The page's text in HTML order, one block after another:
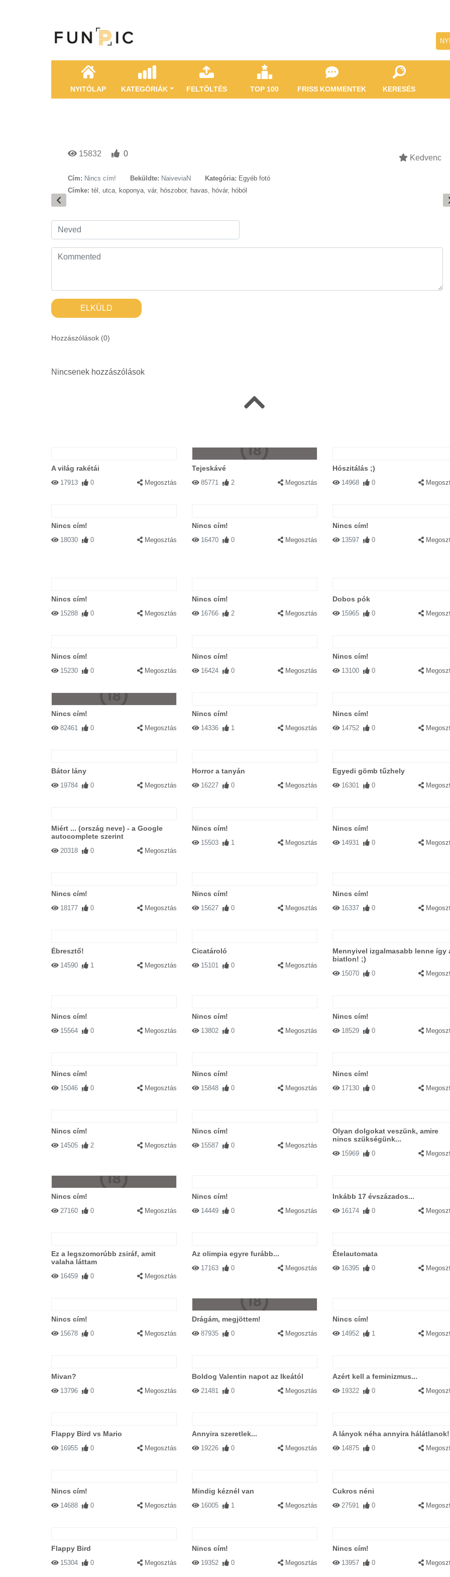
NYITÓLAP KATEGÓRIÁK FELTÖLTÉS TOP 100 FRISS KOMMENTEK KERESÉS
15832 0 Kedvenc
Cím: Nincs cím! Beküldte: NaiveviaN Kategória: Egyéb fotó
Címke: tél , utca, koponya, vár, hószobor, havas, hóvár, hóból
ELKÜLD
Hozzászólások (0)
Nincsenek hozzászólások
A világ rakétái
17913 0 Megosztás
Tejeskávé
85771 2 Megosztás
Hószitálás ;)
14968 0
Nincs cím!
18030 0 Megosztás
Nincs cím!
16470 0 Megosztás
Nincs cím!
13597 0
Nincs cím!
15288 0 Megosztás
Nincs cím!
16766 2 Megosztás
Dobos pók
15965 0
Nincs cím!
15230 0 Megosztás
Nincs cím!
16424 0 Megosztás
Nincs cím!
13100 0
Nincs cím!
82461 0 Megosztás
Nincs cím!
14336 1 Megosztás
Nincs cím!
14752 0
Bátor lány
19784 0 Megosztás
Horror a tanyán
16227 0 Megosztás
Egyedi gömb tűzhely
16301 0
Miért ... (ország neve) - a Google
autocomplete szerint
20318 0 Megosztás
Nincs cím!
15503 1 Megosztás
Nincs cím!
14931 0
Nincs cím!
18177 0 Megosztás
Nincs cím!
15627 0 Megosztás
Nincs cím!
16337 0
Ébresztő!
14590 1 Megosztás
Cicatároló
15101 0 Megosztás
Mennyivel izgalmasabb lenne így
biatlon! ;)
15070 0
Nincs cím!
15564 0 Megosztás
Nincs cím!
13802 0 Megosztás
Nincs cím!
18529 0
Nincs cím!
15046 0 Megosztás
Nincs cím!
15848 0 Megosztás
Nincs cím!
17130 0
Nincs cím!
14505 2 Megosztás
Nincs cím!
15587 0 Megosztás
Olyan dolgokat veszünk, amire
nincs szükségünk...
15969 0
Nincs cím!
27160 0 Megosztás
Nincs cím!
14449 0 Megosztás
Inkább 17 évszázados...
16174 0
Ez a legszomorúbb zsiráf, amit
valaha láttam
16459 0 Megosztás
Az olimpia egyre furább...
17163 0 Megosztás
Ételautomata
16395 0
Nincs cím!
15678 0 Megosztás
Drágám, megjöttem!
87935 0 Megosztás
Nincs cím!
14952 1
Mivan?
13796 0 Megosztás
Boldog Valentin napot az Ikeától
21481 0 Megosztás
Azért kell a feminizmus...
19322 0
Flappy Bird vs Mario
16955 0 Megosztás
Annyira szeretlek...
19226 0 Megosztás
A lányok néha annyira hálátlanok!
14875 0
Nincs cím!
14688 0 Megosztás
Mindig kéznél van
16005 1 Megosztás
Cukros néni
27591 0
Flappy Bird
15304 0 Megosztás
Nincs cím!
19352 0 Megosztás
Nincs cím!
13957 0